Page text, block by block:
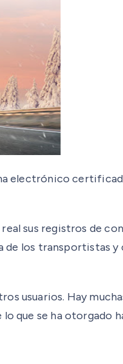
electrónico
sus registros de
los transportistas
usuarios. Hay
que se ha otorgado